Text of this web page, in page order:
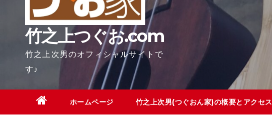
竹之上つぐお.com
竹之上次男のオフィシャルサイトで
す♪
ホームページ 竹之上次男(つぐおん家)の概要とアクセス